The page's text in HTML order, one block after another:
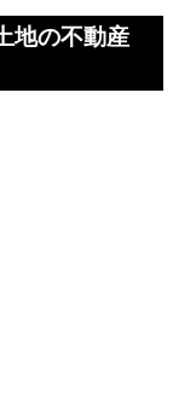
地の不動産